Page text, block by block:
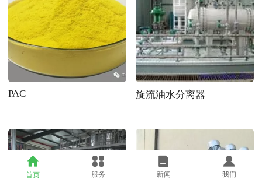
PAC 旋流油水分离器
首页 服务 新闻 我们